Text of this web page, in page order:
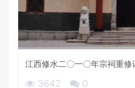
江西修水二〇一〇年宗祠重修
3642 0